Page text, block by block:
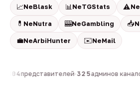
📈NeBlask 📊 NeTGStats ⚠️
💊 NeNutra 🎰NeGambling 📥
💼NeArbiHunter ✉️NeMail
804представителей·325админов